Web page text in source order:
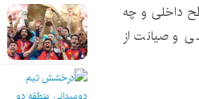
داخلی و چه
و صیانت از